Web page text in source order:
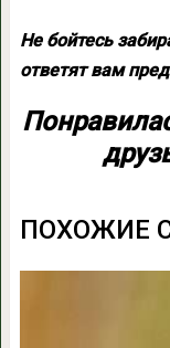
Не бойтесь
ответят вам
ПОХОЖИЕ